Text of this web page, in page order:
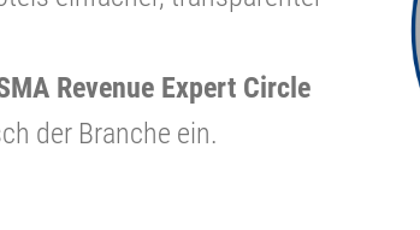
Revenue Expert Circle
der Branche ein.